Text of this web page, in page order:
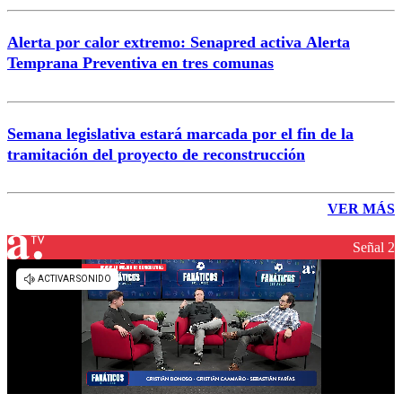
Alerta por calor extremo: Senapred activa Alerta
Temprana Preventiva en tres comunas
Semana legislativa estará marcada por el fin de la
tramitación del proyecto de reconstrucción
VER MÁS
Señal 2